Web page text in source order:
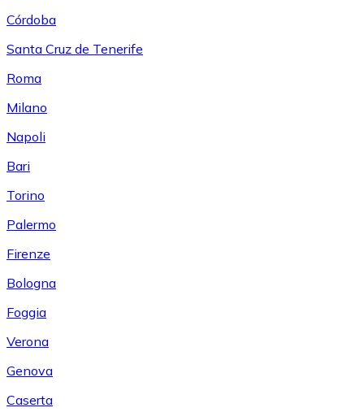
Córdoba
Santa Cruz de Tenerife
Roma
Milano
Napoli
Bari
Torino
Palermo
Firenze
Bologna
Foggia
Verona
Genova
Caserta